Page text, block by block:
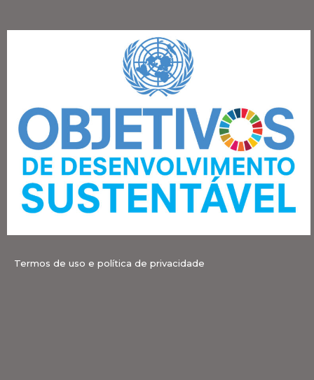
Termos de uso e política de privacidade